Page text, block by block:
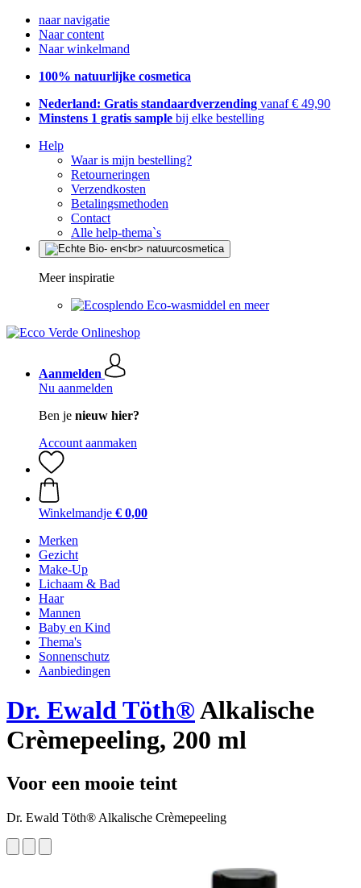
naar navigatie
Naar content
Naar winkelmand
100% natuurlijke cosmetica
Nederland: Gratis standaardverzending vanaf € 49,90
Minstens 1 gratis sample bij elke bestelling
Help
Waar is mijn bestelling?
Retourneringen
Verzendkosten
Betalingsmethoden
Contact
Alle help-thema`s
Meer inspiratie
Eco-wasmiddel en meer
Aanmelden
Nu aanmelden
Ben je nieuw hier?
Account aanmaken
Winkelmandje € 0,00
Merken
Gezicht
Make-Up
Lichaam & Bad
Haar
Mannen
Baby en Kind
Thema's
Sonnenschutz
Aanbiedingen
Dr. Ewald Töth®Alkalische
Crèmepeeling, 200 ml
Voor een mooie teint
Dr. Ewald Töth® Alkalische Crèmepeeling